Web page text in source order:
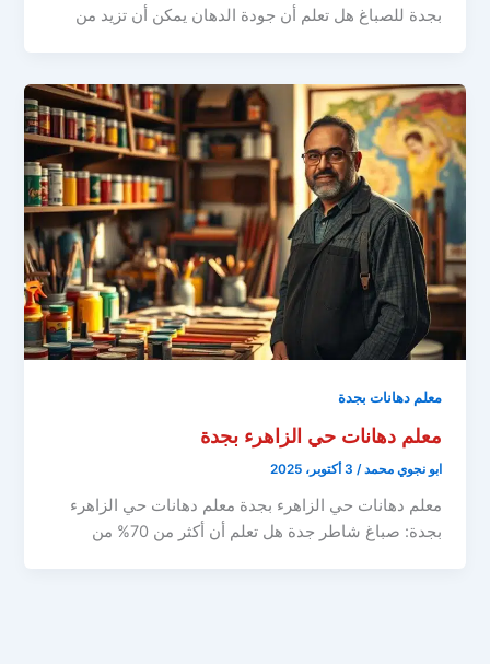
بجدة للصباغ هل تعلم أن جودة الدهان يمكن أن تزيد من
معلم دهانات بجدة
معلم دهانات حي الزاهرء بجدة
ابو نجوي محمد/ 3 أكتوبر، 2025
معلم دهانات حي الزاهرء بجدة معلم دهانات حي الزاهرء
بجدة: صباغ شاطر جدة هل تعلم أن أكثر من 70% من